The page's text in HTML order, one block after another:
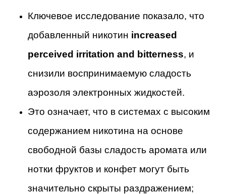
Ключевое исследование показало, что
добавленный никотин increased
perceived irritation and bitterness, и
снизили воспринимаемую сладость
аэрозоля электронных жидкостей.
Это означает, что в системах с высоким
содержанием никотина на основе
свободной базы сладость аромата или
нотки фруктов и конфет могут быть
значительно скрыты раздражением;